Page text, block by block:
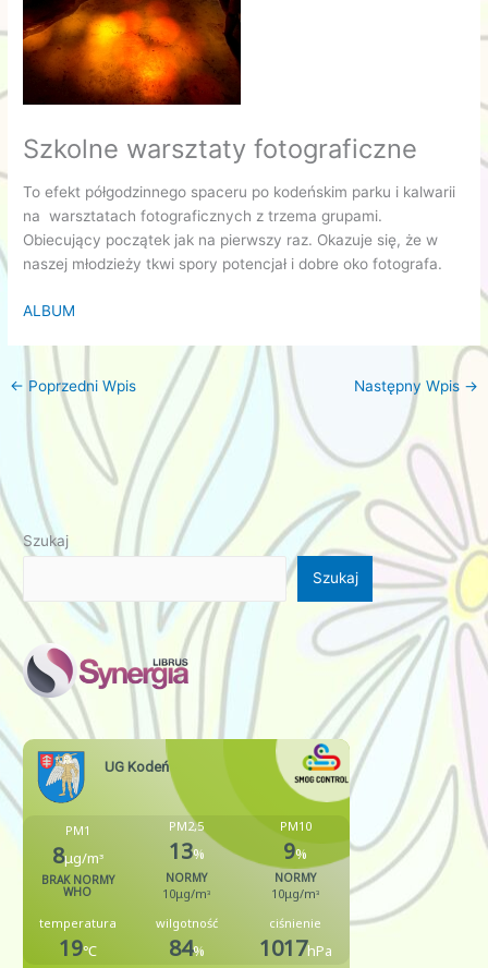
Szkolne warsztaty fotograficzne
To efekt półgodzinnego spaceru po kodeńskim parku i kalwarii
na warsztatach fotograficznych z trzema grupami.
Obiecujący początek jak na pierwszy raz. Okazuje się, że w
naszej młodzieży tkwi spory potencjał i dobre oko fotografa.
ALBUM
← Poprzedni Wpis Następny Wpis →
Szukaj
Szukaj